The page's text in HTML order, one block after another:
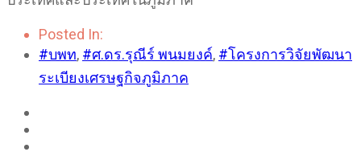
Posted In:
#บพท, #ศ.ดร.รุณีร์ พนมยงค์, #โครงการวิจัยพัฒนา
ระเบียงเศรษฐกิจภูมิภาค